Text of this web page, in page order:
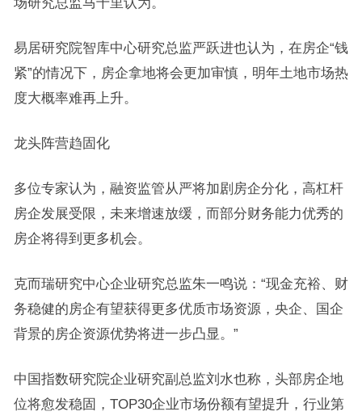
易居研究院智库中心研究总监严跃进也认为，在房企“钱
紧”的情况下，房企拿地将会更加审慎，明年土地市场热
度大概率难再上升。
龙头阵营趋固化
多位专家认为，融资监管从严将加剧房企分化，高杠杆
房企发展受限，未来增速放缓，而部分财务能力优秀的
房企将得到更多机会。
克而瑞研究中心企业研究总监朱一鸣说：“现金充裕、财
务稳健的房企有望获得更多优质市场资源，央企、国企
背景的房企资源优势将进一步凸显。”
中国指数研究院企业研究副总监刘水也称，头部房企地
位将愈发稳固，TOP30企业市场份额有望提升，行业第